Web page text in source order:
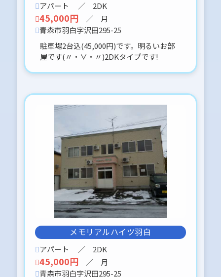
2025-10-01
東造道３丁目 県病近く 交通便利
約４３．９２坪 南向きですo(^▽^)o
お買い求めやすい価格設定が嬉しいで
す( ⊙⊙)!!
29.81坪 350万円です( ⊙⊙)!!
コンパクト住宅にいかがでしょうか？
(・∀-)b⌒☆
2025-09-29
即入居可能です。
浜田地区 １DKタイプのアパートです
冬期間の除排雪、有ります(o^^o)♪
ネイルサロン・エクステサロン等とし
ても使用可能です。
検討されてる方、いかがでしょうか？
2025-09-29
青森市石江地区
アパート ／ 2DK
45,000円 ／ 月
青森市羽白字沢田295-25
駐車場2台込(45,000円)です。明るいお部
屋です(〃・∀・〃)2DKタイプです!
メモリアルハイツ羽白
アパート ／ 2DK
45,000円／ 月
青森市羽白字沢田295-25